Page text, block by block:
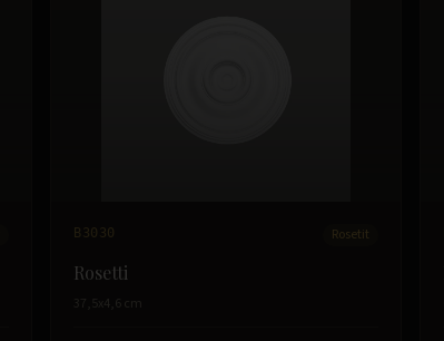
B3030 Rosetit
Rosetti
37,5x4,6 cm